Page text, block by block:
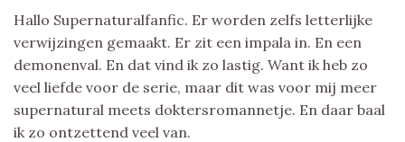
Hallo Supernaturalfanfic. Er worden zelfs letterlijke
verwijzingen gemaakt. Er zit een impala in. En een
demonenval. En dat vind ik zo lastig. Want ik heb zo
veel liefde voor de serie, maar dit was voor mij meer
supernatural meets doktersromannetje. En daar baal
ik zo ontzettend veel van.